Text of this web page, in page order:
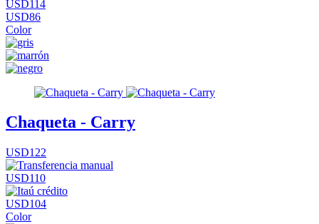
USD114
USD86
Color
Chaqueta - Carry
USD122
USD110
USD104
Color